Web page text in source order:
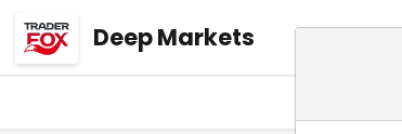
Deep Markets